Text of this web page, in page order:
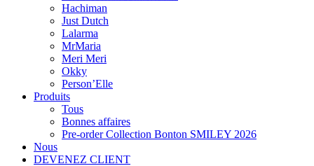
Hachiman
Just Dutch
Lalarma
MrMaria
Meri Meri
Okky
Person’Elle
Produits
Tous
Bonnes affaires
Pre-order Collection Bonton SMILEY 2026
Nous
DEVENEZ CLIENT